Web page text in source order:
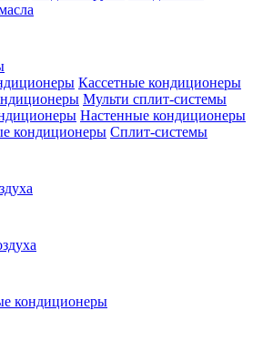
Кассетные кондиционеры
Мульти сплит-системы
Настенные кондиционеры
кондиционеры Сплит-системы
кондиционеры